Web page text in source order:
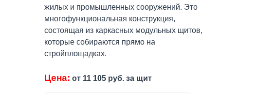
жилых и промышленных сооружений. Это
многофункциональная конструкция,
состоящая из каркасных модульных щитов,
которые собираются прямо на
стройплощадках.
Цена: от 11 105 руб. за щит